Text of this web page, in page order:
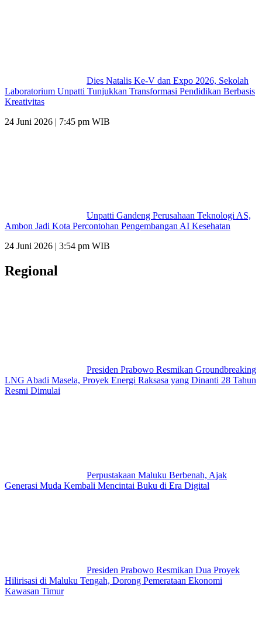
Dies Natalis Ke-V dan Expo 2026, Sekolah
Laboratorium Unpatti Tunjukkan Transformasi Pendidikan Berbasis
Kreativitas
24 Juni 2026 | 7:45 pm WIB
Unpatti Gandeng Perusahaan Teknologi AS,
Ambon Jadi Kota Percontohan Pengembangan AI Kesehatan
24 Juni 2026 | 3:54 pm WIB
Regional
Presiden Prabowo Resmikan Groundbreaking
LNG Abadi Masela, Proyek Energi Raksasa yang Dinanti 28 Tahun
Resmi Dimulai
Perpustakaan Maluku Berbenah, Ajak
Generasi Muda Kembali Mencintai Buku di Era Digital
Presiden Prabowo Resmikan Dua Proyek
Hilirisasi di Maluku Tengah, Dorong Pemerataan Ekonomi
Kawasan Timur